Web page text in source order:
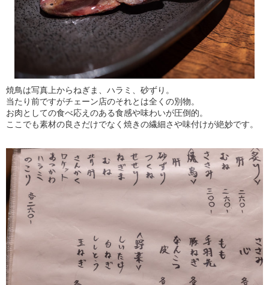
焼鳥は写真上からねぎま、ハラミ、砂ずり。
当たり前ですがチェーン店のそれとは全くの別物。
お肉としての食べ応えのある食感や味わいが圧倒的。
ここでも素材の良さだけでなく焼きの繊細さや味付けが絶妙です。